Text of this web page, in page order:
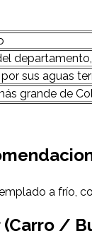
sus aguas
grande de
a frío,
/